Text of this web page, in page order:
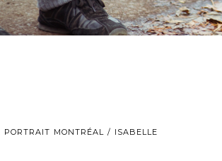
PORTRAIT MONTRÉAL / ISABELLE